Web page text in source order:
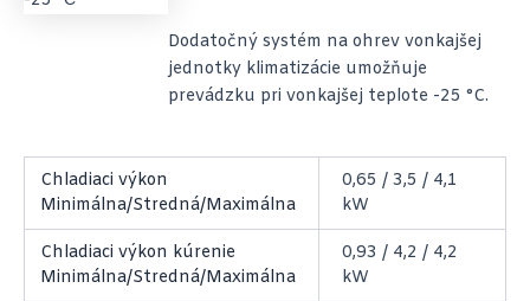
Dodatočný systém na ohrev vonkajšej
jednotky klimatizácie umožňuje
prevádzku pri vonkajšej teplote -25 °C.
Chladiaci výkon
Minimálna/Stredná/Maximálna
0,65 / 3,5 / 4,1
kW
Chladiaci výkon kúrenie
Minimálna/Stredná/Maximálna
0,93 / 4,2 / 4,2
kW